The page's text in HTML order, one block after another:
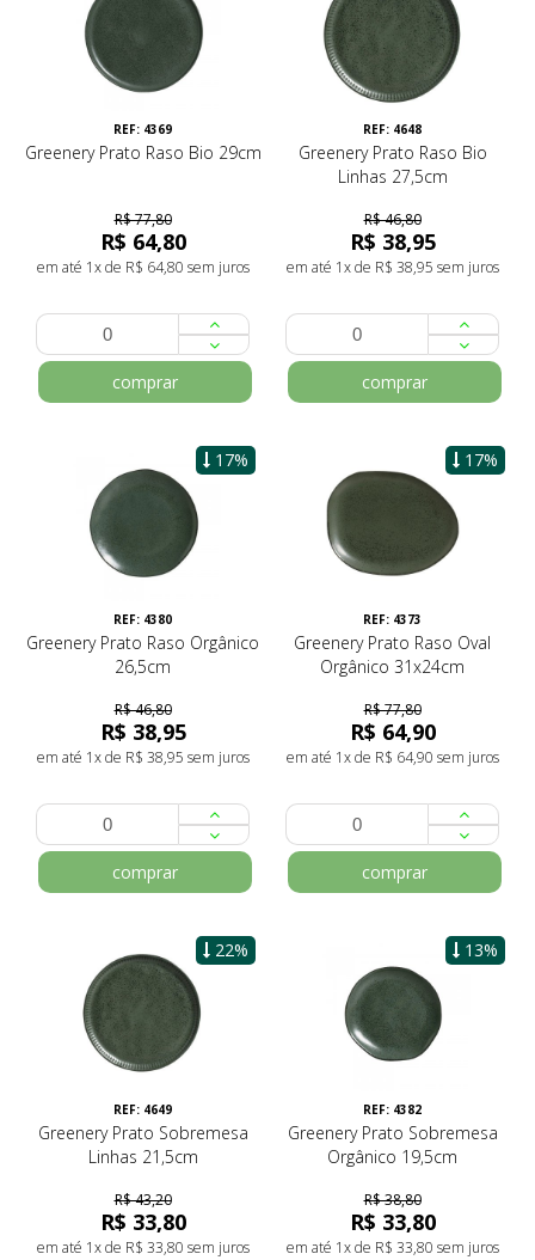
REF: 4369
Greenery Prato Raso Bio 29cm
R$ 77,80
R$ 64,80
em até 1x de R$ 64,80 sem juros
comprar
REF: 4648
Greenery Prato Raso Bio
Linhas 27,5cm
R$ 46,80
R$ 38,95
em até 1x de R$ 38,95 sem juros
comprar
17%
REF: 4380
Greenery Prato Raso Orgânico
26,5cm
R$ 46,80
R$ 38,95
em até 1x de R$ 38,95 sem juros
comprar
17%
REF: 4373
Greenery Prato Raso Oval
Orgânico 31x24cm
R$ 77,80
R$ 64,90
em até 1x de R$ 64,90 sem juros
comprar
22%
REF: 4649
Greenery Prato Sobremesa
Linhas 21,5cm
R$ 43,20
R$ 33,80
em até 1x de R$ 33,80 sem juros
13%
REF: 4382
Greenery Prato Sobremesa
Orgânico 19,5cm
R$ 38,80
R$ 33,80
em até 1x de R$ 33,80 sem juros